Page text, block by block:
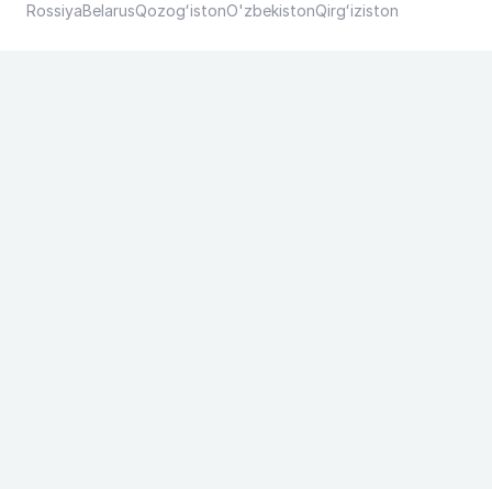
RossiyaBelarusQozogʻistonO'zbekistonQirgʻiziston